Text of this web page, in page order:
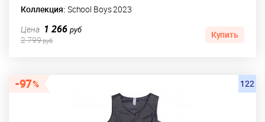
Коллекция: School Boys 2023
Цена 1 266 руб
2 799руб
Купить
97 122